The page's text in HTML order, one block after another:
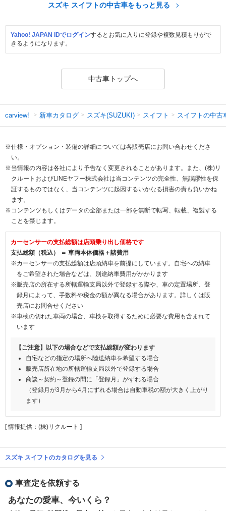
スズキ スイフトの中古車をもっと見る
Yahoo! JAPAN IDでログインするとお気に入りに登録や複数見積もりがで
きるようになります。
中古車トップへ
carview! 新車カタログ スズキ(SUZUKI) スイフト スイフトの中古
※仕様・オプション・装備の詳細については各販売店にお問い合わせくださ
い。
※当情報の内容は各社により予告なく変更されることがあります。また、(株)リ
クルートおよびLINEヤフー株式会社は当コンテンツの完全性、無誤謬性を保
証するものではなく、当コンテンツに起因するいかなる損害の責も負いかね
ます。
※コンテンツもしくはデータの全部または一部を無断で転写、転載、複製する
ことを禁じます。
カーセンサーの支払総額は店頭乗り出し価格です
支払総額（税込） ＝ 車両本体価格＋諸費用
※カーセンサーの支払総額は店頭納車を前提にしています。自宅への納車
をご希望された場合などは、別途納車費用がかかります
※販売店の所在する所轄運輸支局以外で登録する際や、車の定置場所、登
録月によって、手数料や税金の額が異なる場合があります。詳しくは販
売店にお問合せください
※車検の切れた車両の場合、車検を取得するために必要な費用も含まれて
います
【ご注意】以下の場合などで支払総額が変わります
自宅などの指定の場所へ陸送納車を希望する場合
販売店所在地の所轄運輸支局以外で登録する場合
商談～契約～登録の間に「登録月」がずれる場合
（登録月が3月から4月にずれる場合は自動車税の額が大きく上がり
ます）
[ 情報提供：(株)リクルート ]
スズキ スイフトのカタログを見る
車査定を依頼する
あなたの愛車、今いくら？